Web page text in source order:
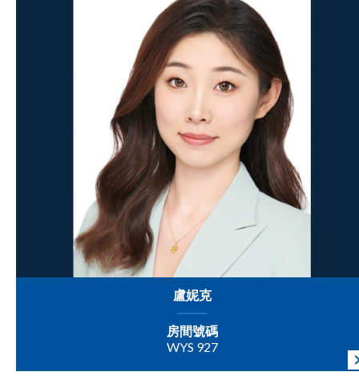
盧妮克
房間號碼
WYS 927